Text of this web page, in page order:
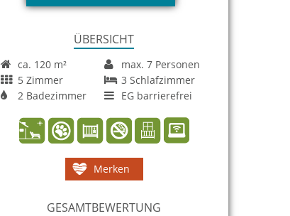
ÜBERSICHT
ca. 120 m²
max. 7 Personen
5 Zimmer
3 Schlafzimmer
2 Badezimmer
EG barrierefrei
Merken
GESAMTBEWERTUNG